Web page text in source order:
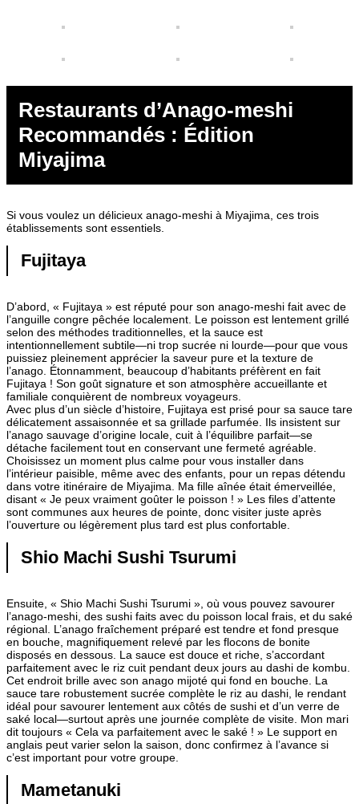
Restaurants d’Anago-meshi
Recommandés : Édition
Miyajima
Si vous voulez un délicieux anago-meshi à Miyajima, ces trois
établissements sont essentiels.
Fujitaya
D’abord, « Fujitaya » est réputé pour son anago-meshi fait avec de
l’anguille congre pêchée localement. Le poisson est lentement grillé
selon des méthodes traditionnelles, et la sauce est
intentionnellement subtile—ni trop sucrée ni lourde—pour que vous
puissiez pleinement apprécier la saveur pure et la texture de
l’anago. Étonnamment, beaucoup d’habitants préfèrent en fait
Fujitaya ! Son goût signature et son atmosphère accueillante et
familiale conquièrent de nombreux voyageurs.
Avec plus d’un siècle d’histoire, Fujitaya est prisé pour sa sauce tare
délicatement assaisonnée et sa grillade parfumée. Ils insistent sur
l’anago sauvage d’origine locale, cuit à l’équilibre parfait—se
détache facilement tout en conservant une fermeté agréable.
Choisissez un moment plus calme pour vous installer dans
l’intérieur paisible, même avec des enfants, pour un repas détendu
dans votre itinéraire de Miyajima. Ma fille aînée était émerveillée,
disant « Je peux vraiment goûter le poisson ! » Les files d’attente
sont communes aux heures de pointe, donc visiter juste après
l’ouverture ou légèrement plus tard est plus confortable.
Shio Machi Sushi Tsurumi
Ensuite, « Shio Machi Sushi Tsurumi », où vous pouvez savourer
l’anago-meshi, des sushi faits avec du poisson local frais, et du saké
régional. L’anago fraîchement préparé est tendre et fond presque
en bouche, magnifiquement relevé par les flocons de bonite
disposés en dessous. La sauce est douce et riche, s’accordant
parfaitement avec le riz cuit pendant deux jours au dashi de kombu.
Cet endroit brille avec son anago mijoté qui fond en bouche. La
sauce tare robustement sucrée complète le riz au dashi, le rendant
idéal pour savourer lentement aux côtés de sushi et d’un verre de
saké local—surtout après une journée complète de visite. Mon mari
dit toujours « Cela va parfaitement avec le saké ! » Le support en
anglais peut varier selon la saison, donc confirmez à l’avance si
c’est important pour votre groupe.
Mametanuki